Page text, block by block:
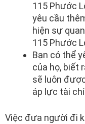
115 Phước
yêu cầu
hiện sự
115 Phước
Bạn có thể
của họ, biết
sẽ luôn
áp lực tài
Việc đưa người đi